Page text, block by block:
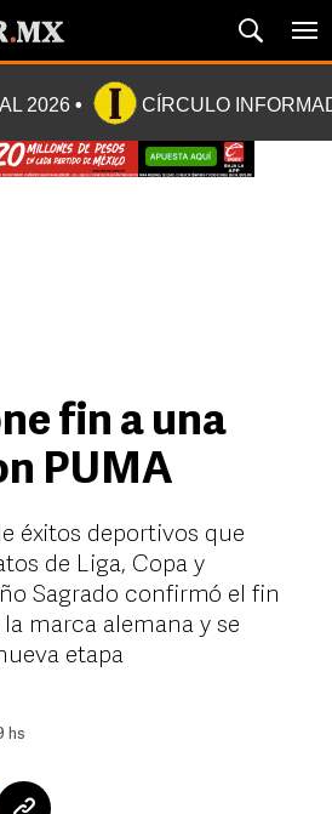
2026 CÍRCULO
fin a una
PUMA
éxitos deportivos que
de Liga, Copa y
Sagrado confirmó el fin
marca alemana y se
etapa
hs